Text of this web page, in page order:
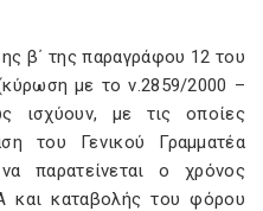
β΄ της παραγράφου 12 του
με το ν.2859/2000 –
ισχύουν, με τις οποίες
του Γενικού Γραμματέα
παρατείνεται ο χρόνος
καταβολής του φόρου